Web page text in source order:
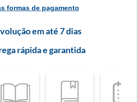
formas de pagamento
em até 7 dias
rápida e garantida